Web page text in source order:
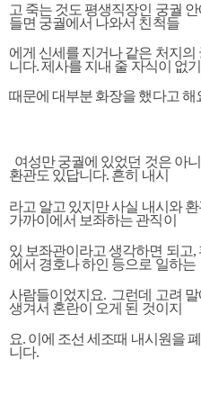
고 죽는 것도 평생직장인 궁궐
들면 궁궐에서 나와서 친척들
에게 신세를 지거나 같은 처지
니다. 제사를 지내 줄 자식이 없기
때문에 대부분 화장을 했다고 해
여성만 궁궐에 있었던 것은 아
환관도 있답니다. 흔히 내시
라고 알고 있지만 사실 내시와
가까이에서 보좌하는 관직이
있 보좌관이라고 생각하면 되고
에서 경호나 하인 등으로 일하는
사람들이었지요. 그런데 고려
생겨서 혼란이 오게 된 것이지
요. 이에 조선 세조때 내시원을
니다.